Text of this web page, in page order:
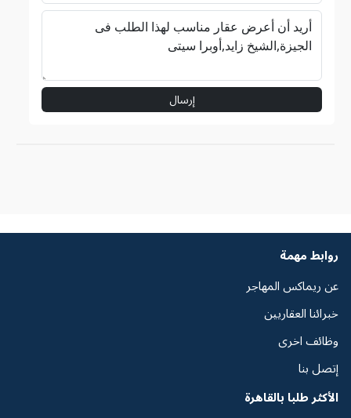
إرسال
روابط مهمة
عن ريماكس المهاجر
خبرائنا العقاريين
وظائف اخرى
إتصل بنا
الأكثر طلبا بالقاهرة